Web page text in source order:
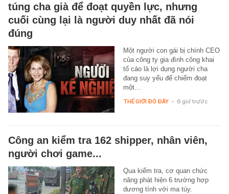
túng cha già để đoạt quyền lực, nhưng
cuối cùng lại là người duy nhất đã nói
đúng
Một người con gái bị chính CEO
của công ty gia đình công khai
tố cáo là lợi dụng người cha
đang suy yếu để chiếm đoạt
một…
THẾ GIỚI ĐÓ ĐÂY - 6 giờ trước
Công an kiểm tra 162 shipper, nhân viên,
người chơi game...
Qua kiểm tra, cơ quan chức
năng phát hiện 6 trường hợp
dương tính với ma túy.